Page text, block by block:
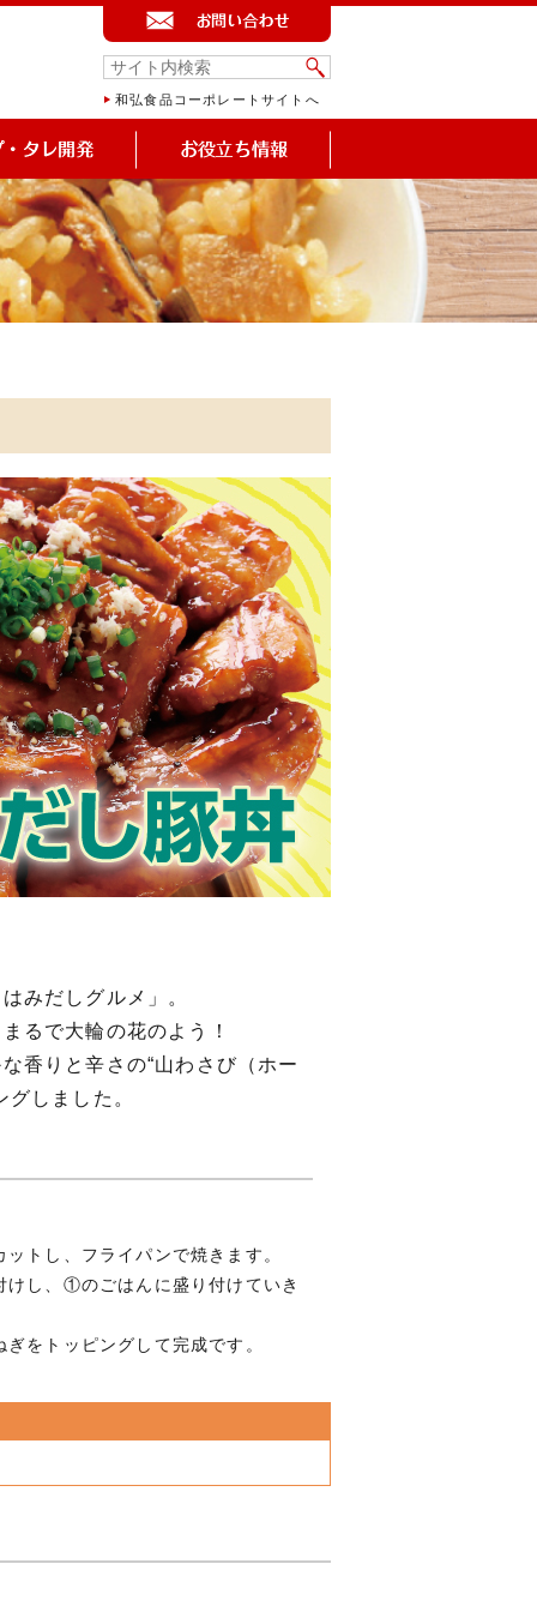
和弘食品コーポレートサイトへ
みだしグルメ」。
るで大輪の花のよう！
香りと辛さの“山わさび（ホー
しました。
トし、フライパンで焼きます。
けし、①のごはんに盛り付けていき
をトッピングして完成です。